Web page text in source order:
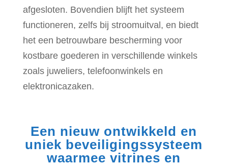
afgesloten. Bovendien blijft het systeem
functioneren, zelfs bij stroomuitval, en biedt
het een betrouwbare bescherming voor
kostbare goederen in verschillende winkels
zoals juweliers, telefoonwinkels en
elektronicazaken.
Een nieuw ontwikkeld en
uniek beveiligingssysteem
waarmee vitrines en